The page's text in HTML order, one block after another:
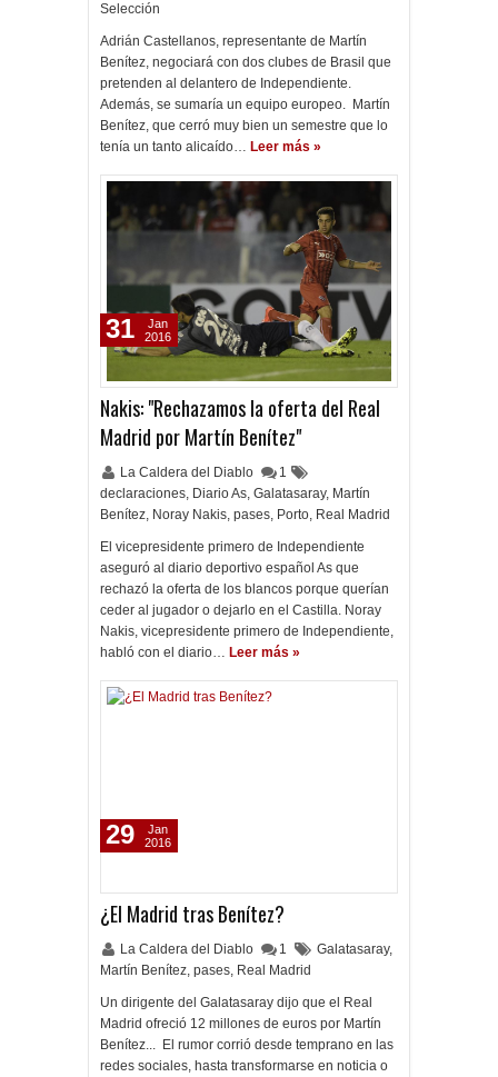
Selección
Adrián Castellanos, representante de Martín
Benítez, negociará con dos clubes de Brasil que
pretenden al delantero de Independiente.
Además, se sumaría un equipo europeo. Martín
Benítez, que cerró muy bien un semestre que lo
tenía un tanto alicaído… Leer más »
Nakis: "Rechazamos la oferta del Real
Madrid por Martín Benítez"
La Caldera del Diablo
1
declaraciones, Diario As, Galatasaray, Martín
Benítez, Noray Nakis, pases, Porto, Real Madrid
El vicepresidente primero de Independiente
aseguró al diario deportivo español As que
rechazó la oferta de los blancos porque querían
ceder al jugador o dejarlo en el Castilla. Noray
Nakis, vicepresidente primero de Independiente,
habló con el diario… Leer más »
31
Jan
2016
¿El Madrid tras Benítez?
La Caldera del Diablo 1 Galatasaray,
Martín Benítez, pases, Real Madrid
Un dirigente del Galatasaray dijo que el Real
Madrid ofreció 12 millones de euros por Martín
Benítez... El rumor corrió desde temprano en las
redes sociales, hasta transformarse en noticia o
29
Jan
2016